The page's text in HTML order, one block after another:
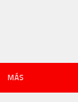
MÁS